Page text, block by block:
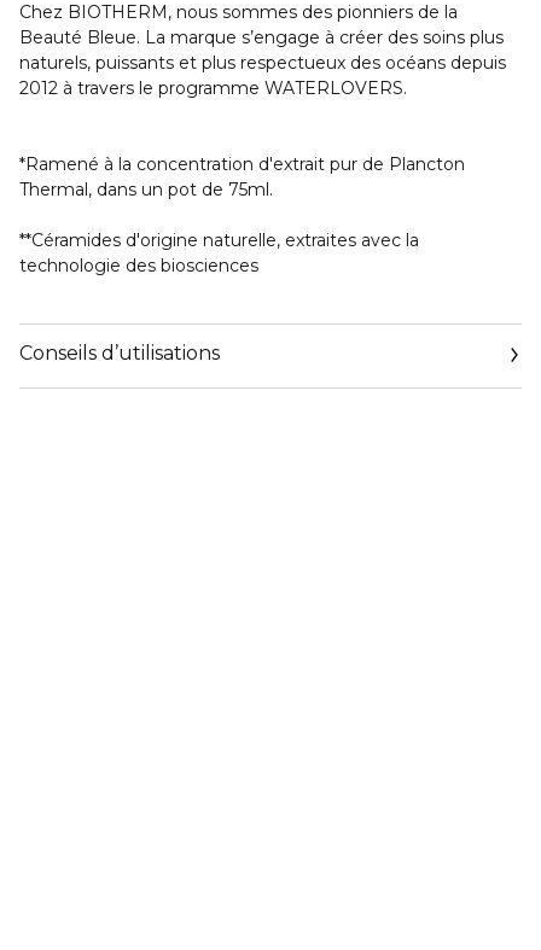
Chez BIOTHERM, nous sommes des pionniers de la
Beauté Bleue. La marque s’engage à créer des soins plus
naturels, puissants et plus respectueux des océans depuis
2012 à travers le programme WATERLOVERS.
*Ramené à la concentration d'extrait pur de Plancton
Thermal, dans un pot de 75ml.
**Céramides d'origine naturelle, extraites avec la
technologie des biosciences
Conseils d’utilisations